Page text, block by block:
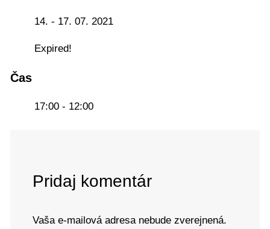
14. - 17. 07. 2021
Expired!
Čas
17:00 - 12:00
Pridaj komentár
Vaša e-mailová adresa nebude zverejnená.